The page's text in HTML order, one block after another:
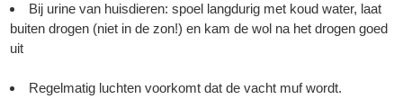
Bij urine van huisdieren: spoel langdurig met koud water, laat
buiten drogen (niet in de zon!) en kam de wol na het drogen goed
uit
Regelmatig luchten voorkomt dat de vacht muf wordt.